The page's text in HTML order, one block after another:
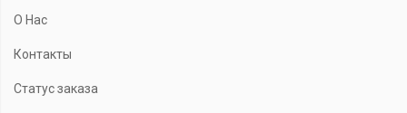
О Нас
Контакты
Статус заказа